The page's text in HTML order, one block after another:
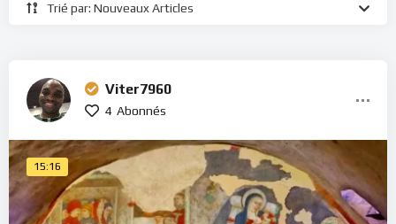
Trié par: Nouveaux Articles
Viter7960
4 Abonnés
15:16